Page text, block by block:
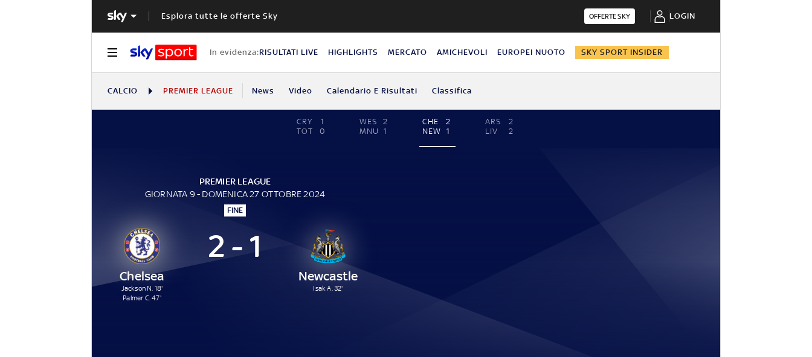
Esplora tutte le offerte Sky OFFERTE SKY LOGIN
In evidenza:RISULTATI LIVE HIGHLIGHTS MERCATO AMICHEVOLI EUROPEI NUOTO SKY SPORT INSIDER
CALCIO PREMIER LEAGUE News Video Calendario E Risultati Classifica
CRY
1
TOT
0
WES
2
MNU
1
CHE
2
NEW
1
ARS
2
LIV
2
PREMIER LEAGUE
GIORNATA 9 - DOMENICA 27 OTTOBRE 2024
FINE
Chelsea
Jackson N. 18'
Palmer C. 47'
2 - 1
Newcastle
Isak A. 32'